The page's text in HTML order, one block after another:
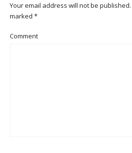
Your email address will not be published.
marked *
Comment